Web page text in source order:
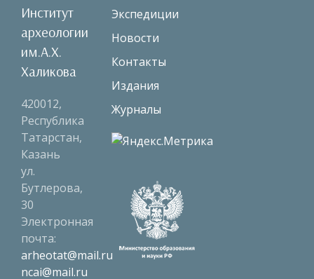
Институт
археологии
им.А.Х.
Халикова
420012,
Республика
Татарстан,
Казань
ул.
Бутлерова,
30
Электронная
почта:
arheotat@mail.ru
ncai@mail.ru
Экспедиции
Новости
Контакты
Издания
Журналы